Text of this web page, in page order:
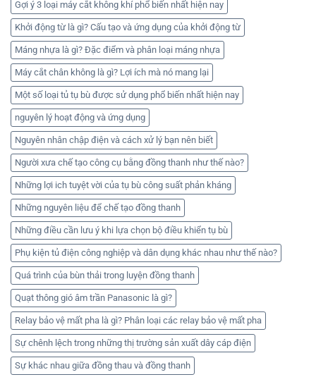
Gợi ý 3 loại máy cắt không khí phổ biến nhất hiện nay
Khởi động từ là gì? Cấu tạo và ứng dụng của khởi động từ
Máng nhựa là gì? Đặc điểm và phân loại máng nhựa
Máy cắt chân không là gì? Lợi ích mà nó mang lại
Một số loại tủ tụ bù được sử dụng phổ biến nhất hiện nay
nguyên lý hoạt động và ứng dụng
Nguyên nhân chập điện và cách xử lý bạn nên biết
Người xưa chế tạo công cụ bằng đồng thanh như thế nào?
Những lợi ich tuyệt vời của tụ bù công suất phản kháng
Những nguyên liệu để chế tạo đồng thanh
Những điều cần lưu ý khi lựa chọn bộ điều khiển tụ bù
Phụ kiện tủ điện công nghiệp và dân dụng khác nhau như thế nào?
Quá trình của bùn thải trong luyện đồng thanh
Quạt thông gió âm trần Panasonic là gì?
Relay bảo vệ mất pha là gì? Phân loại các relay bảo vệ mất pha
Sự chênh lệch trong những thị trường sản xuất dây cáp điện
Sự khác nhau giữa đồng thau và đồng thanh